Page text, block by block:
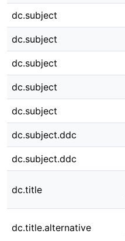
dc.subject
dc.subject
dc.subject
dc.subject
dc.subject
dc.subject.ddc
dc.subject.ddc
dc.title
dc.title.alternative